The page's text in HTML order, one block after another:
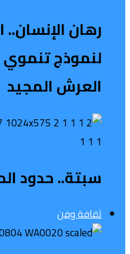
رهان الإنسان..
لنموذج تنموي
العرش المجيد
سبتة.. حدود
ثقافة وفن